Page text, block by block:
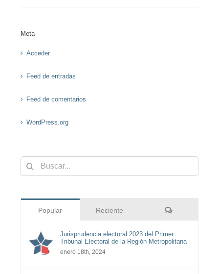
Meta
Acceder
Feed de entradas
Feed de comentarios
WordPress.org
Buscar:
Popular Reciente Comentarios
Jurisprudencia electoral 2023 del Primer
Tribunal Electoral de la Región Metropolitana
enero 18th, 2024